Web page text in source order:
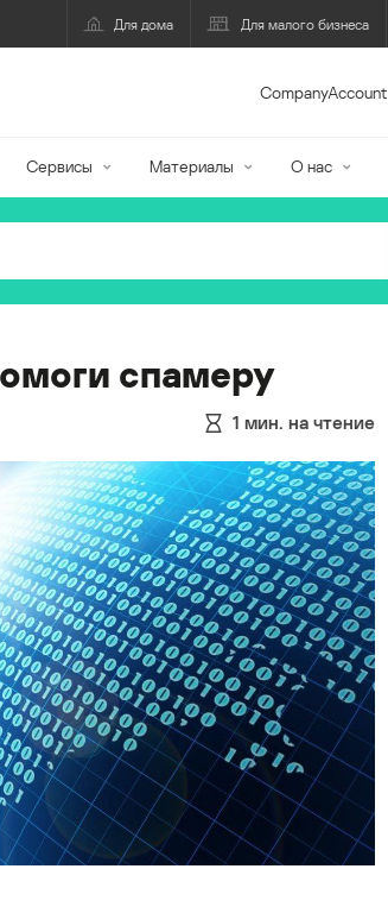
Для дома Для малого бизнеса
CompanyAccount
Сервисы Материалы О нас
спамеру
1 мин. на чтение